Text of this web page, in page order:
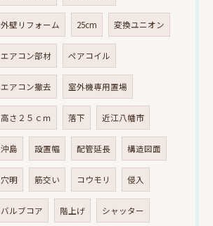
外壁リフォーム 25cm 変換ユニオン
エアコン部材 ペアコイル
エアコン撤去 室外機専用置場
高さ２５ｃｍ 落下 近江八幡市
沖島 設置幅 配管延長 構造図面
穴明 筋交い コウモリ 侵入
バルブコア 階上げ シャッター